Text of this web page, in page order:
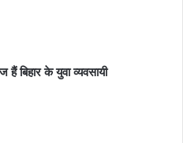
बिहार के युवा व्यवसायी